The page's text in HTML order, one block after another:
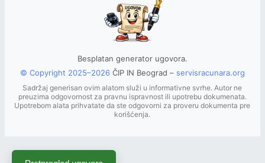
Besplatan generator ugovora.
© Copyright 2025–2026 ČIP IN Beograd – servisracunara.org
Sadržaj generisan ovim alatom služi u informativne svrhe. Autor ne
preuzima odgovornost za pravnu ispravnost ili upotrebu dokumenata.
Upotrebom alata prihvatate da ste odgovorni za proveru dokumenta pre
korišćenja.